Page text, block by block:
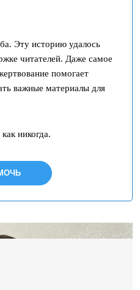
Эту историю удалось
читателей. Даже самое
помогает
важные материалы для
никогда.